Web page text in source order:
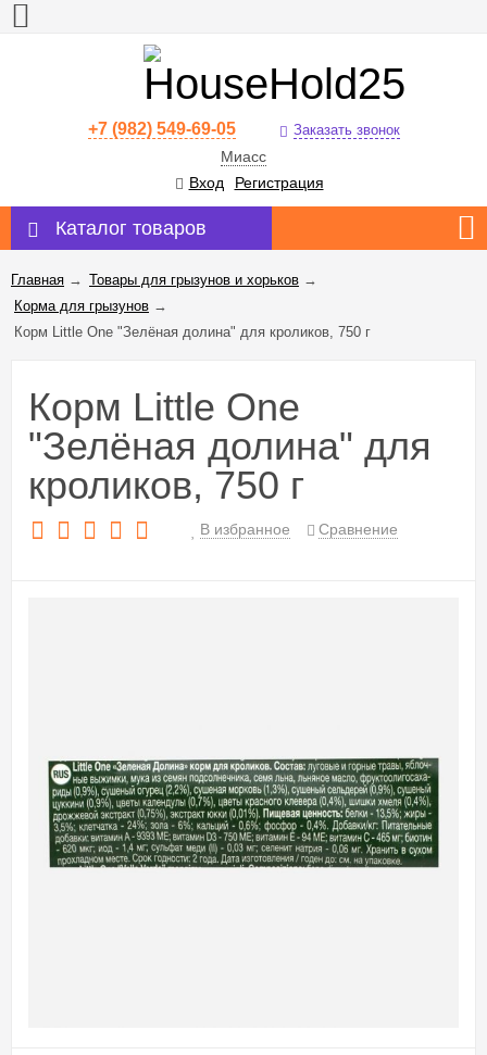
+7 (982) 549-69-05 Заказать звонок
Миасс
Вход
Регистрация
Каталог товаров
Главная → Товары для грызунов и хорьков →
Корма для грызунов →
Корм Little One "Зелёная долина" для кроликов, 750 г
Корм Little One
"Зелёная долина" для
кроликов, 750 г
В избранное Сравнение